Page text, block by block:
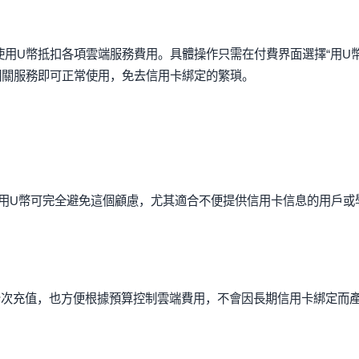
U幣抵扣各項雲端服務費用。具體操作只需在付費界面選擇“用U
服務即可正常使用，免去信用卡綁定的繁瑣。
U幣可完全避免這個顧慮，尤其適合不便提供信用卡信息的用戶或
充值，也方便根據預算控制雲端費用，不會因長期信用卡綁定而